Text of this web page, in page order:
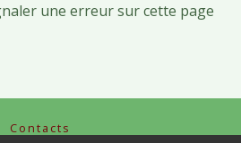
une erreur sur cette page
Contacts